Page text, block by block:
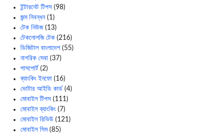
ইন্টারনেট টিপস (98)
জন্ম নিবন্ধন(1)
টেক নিউজ(13)
টেকনোলজি টেক (216)
ডিজিটাল বাংলাদেশ(55)
নাগরিক সেবা (37)
পাসপোর্ট (2)
ব্যাংকিং ইনফো (16)
ভোটার আইডি কার্ড (4)
মোবাইল টিপস (111)
মোবাইল ব্যাংকিং (7)
মোবাইল রিভিউ (121)
মোবাইল সিম(85)